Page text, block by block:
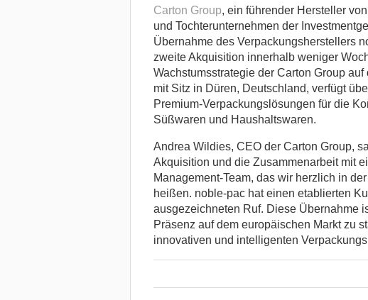
Carton Group, ein führender Hersteller
und Tochterunternehmen der
Übernahme des Verpackungsherstellers
zweite Akquisition innerhalb weniger
Wachstumsstrategie der Carton Group
mit Sitz in Düren, Deutschland, verfügt
Premium-Verpackungslösungen für die
Süßwaren und Haushaltswaren.
Andrea Wildies, CEO der Carton Group,
Akquisition und die Zusammenarbeit mit
Management-Team, das wir herzlich in
heißen. noble-pac hat einen etablierten
ausgezeichneten Ruf. Diese Übernahme
Präsenz auf dem europäischen Markt zu
innovativen und intelligenten